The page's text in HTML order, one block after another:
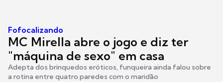
Fofocalizando
MC Mirella abre o jogo e diz ter
"máquina de sexo" em casa
Adepta dos brinquedos eróticos, funqueira ainda falou sobre
a rotina entre quatro paredes com o maridão